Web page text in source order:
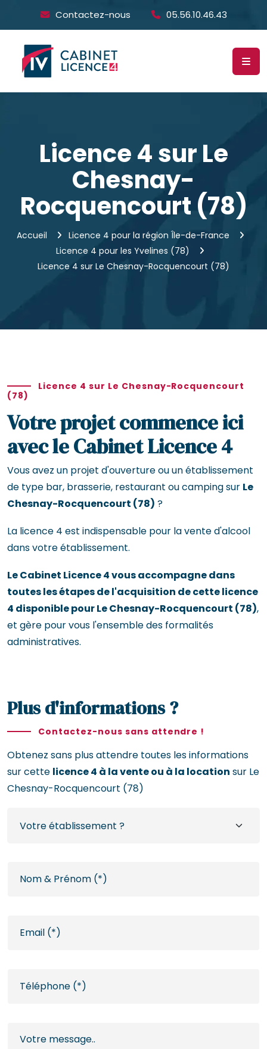
Contactez-nous 05.56.10.46.43
Licence 4 sur Le
Chesnay-
Rocquencourt (78)
Accueil
Licence 4 pour la région Île-de-France
Licence 4 pour les Yvelines (78)
Licence 4 sur Le Chesnay-Rocquencourt (78)
Licence 4 sur Le Chesnay-Rocquencourt
(78)
Votre projet commence ici
avec le Cabinet Licence 4
Vous avez un projet d'ouverture ou un établissement
de type bar, brasserie, restaurant ou camping sur Le
Chesnay-Rocquencourt (78) ?
La licence 4 est indispensable pour la vente d'alcool
dans votre établissement.
Le Cabinet Licence 4 vous accompagne dans
toutes les étapes de l'acquisition de cette licence
4 disponible pour Le Chesnay-Rocquencourt (78),
et gère pour vous l'ensemble des formalités
administratives.
Plus d'informations ?
Contactez-nous sans attendre !
Obtenez sans plus attendre toutes les informations
sur cette licence 4 à la vente ou à la location sur Le
Chesnay-Rocquencourt (78)